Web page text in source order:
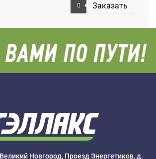
Заказать
Новгород, Проезд Энергетиков, д.